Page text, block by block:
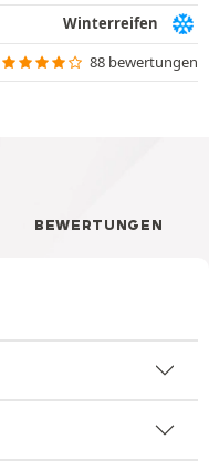
Winterreifen
88 bewertungen
BEWERTUNGEN